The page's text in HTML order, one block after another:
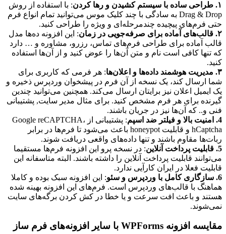
۱. طراحی ساده با سیستم کشیدن و رها کردن
: با استفاده از روش
Drag & Drop به سادگی با چند کلیک موس می‌توانید تمام انواع فرم
حتی فرم‌های پیچیده چندمرحله‌ای و ویژه را طراحی کنید.
۲. قالب‌های آماده برای صرفه‌جویی در زمان
: این افزونه ده‌ها مدل
قالب آماده برای طراحی فرم‌های تماس، رزرو، مشاوره و … دارد
که تنها کافی است نام و متن آن‌ها را عوض کنید و از آن‌ها استفاده
کنید.
۳. مدیریت هوشمند داده‌ها و اعلان‌ها
: هر فرمی که کاربری برای
شما ارسال کند، یک نسخه از آن فرم در پیشخوان وردپرس ذخیره و
یک ایمیل اعلان نیز برایتان ارسال می‌کند. همچنین می‌توانید چندین
گیرنده برای هر فرم مشخص کنید. برای مثال مدیر سایت, پشتیبانی
فنی و.. که آن‌ها نیز در جریان باشند.
4. امنیت بالا و فیلتر ضد اسپم
: پشتیبانی از Google reCAPTCHA،
hCaptcha و قابلیت honeypot باعث می‌شود تا فرم‌ها در برابر
ربات‌ها مقاوم باشند و تنها داده‌های واقعی دریافت شوند.
5. قابلیت پرداخت آنلاین
: در نسخه پرو این افزونه فرم‌ها مستقیما
می‌توانند قابلیت پرداخت آنلاین را داشته باشند. البته متاسفانه این
قابلیت فعلا در ایران کارآیی ندارد.
6. سازگاری کامل با وردپرس و سئو
: این افزونه سبک بوده و کاملا
هماهنگ با قالب‌های وردپرس است. فرم‌های این افزونه بهینه شده
هستند و باعث افت سرعت و یا خطا در کش کردن برگه‌های سایت
نمی‌شوند.
مقایسه افزونه WPForms با سایر افزونه‌های فرم ساز